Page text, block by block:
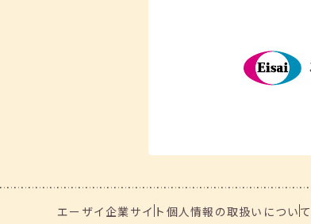
エーザイ企業サイト 個人情報の取扱いについて